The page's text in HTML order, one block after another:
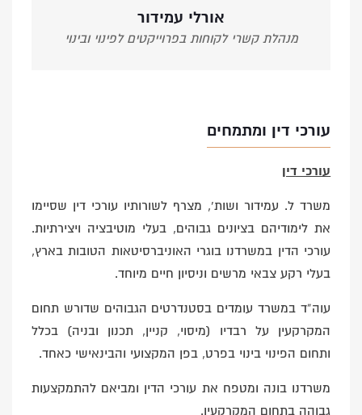
אורלי עמידור
מנהלת קשרי לקוחות בפרוייקטים לפינוי ובינוי
עורכי דין ומתמחים
עורכי דין
משרד ל. עמידור ושות’, מצרף לשורותיו עורכי דין שסיימו
את לימודיהם בציונים גבוהים, בעלי מוטיבציה ויצירתיות.
עורכי הדין במשרדנו בוגרי האוניברסיטאות הטובות בארץ,
בעלי רקע צבאי מרשים וניסיון חיים מיוחד.
עוה”ד במשרד עומדים בסטנדרטים הגבוהים שדורש תחום
המקרקעין על רבדיו (מיסוי, קניין, תכנון ובניה) בכלל
ותחום הפינוי בינוי בפרט, בפן המקצועי והבינאישי כאחד.
משרדנו בונה ומטפח את עורכי הדין ומביאם להתמקצעות
גבוהה בתחום המקרקעין.